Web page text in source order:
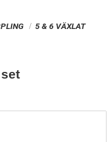
5 & 6 VÄXLAT